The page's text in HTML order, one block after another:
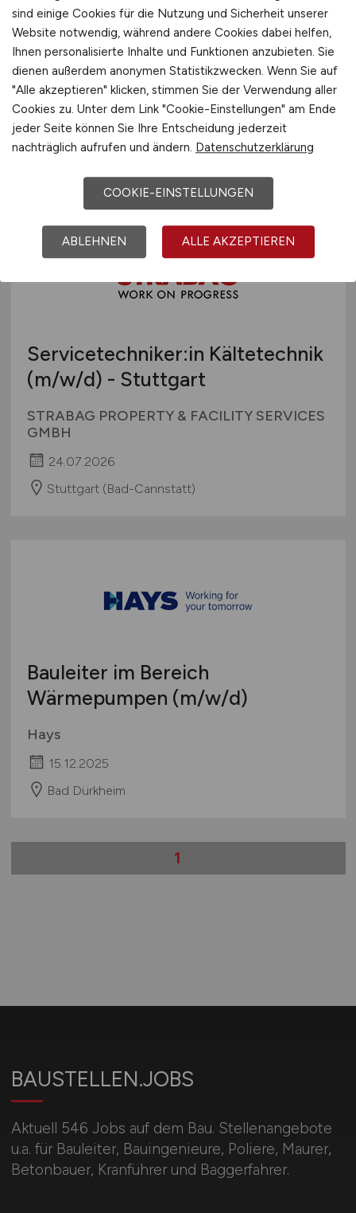
Bauhelfer(m/w/d)
Klinik Bavaria GmbH & Co. KG
27.07.2026
Servicetechniker:in Kältetechnik
(m/w/d) - Stuttgart
STRABAG PROPERTY & FACILITY SERVICES
GMBH
24.07.2026
Stuttgart (Bad-Cannstatt)
Bauleiter im Bereich
Wärmepumpen (m/w/d)
Hays
15.12.2025
Bad Dürkheim
1
BAUSTELLEN.JOBS
Aktuell 546 Jobs auf dem Bau. Stellenangebote
u.a. für Bauleiter, Bauingenieure, Poliere, Maurer,
Betonbauer, Kranführer und Baggerfahrer.
sind einige Cookies für die Nutzung und Sicherheit unserer
Website notwendig, während andere Cookies dabei helfen,
Ihnen personalisierte Inhalte und Funktionen anzubieten. Sie
dienen außerdem anonymen Statistikzwecken. Wenn Sie auf
"Alle akzeptieren" klicken, stimmen Sie der Verwendung aller
Cookies zu. Unter dem Link "Cookie-Einstellungen" am Ende
jeder Seite können Sie Ihre Entscheidung jederzeit
nachträglich aufrufen und ändern. Datenschutzerklärung
COOKIE-EINSTELLUNGEN
ABLEHNEN ALLE AKZEPTIEREN